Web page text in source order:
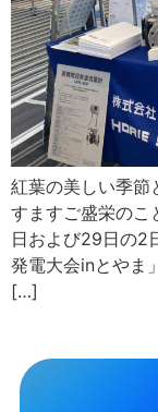
紅葉の美しい季節
すますご盛栄のこ
日および29日の2
発電大会inとやま
[…]